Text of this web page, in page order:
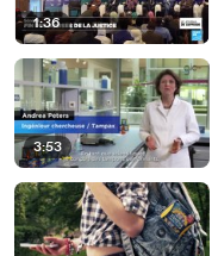
1:36
3:53